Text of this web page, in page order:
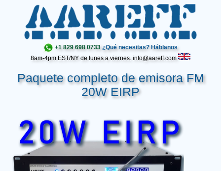
+1 829 698 0733 ¿Qué necesitas? Háblanos
8am-4pm EST/NY de lunes a viernes. info@aareff.com
Paquete completo de emisora FM
20W EIRP